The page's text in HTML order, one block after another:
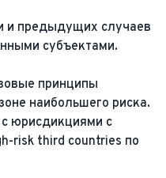
и предыдущих случаев
субъектами.
принципы
наибольшего риска.
юрисдикциями с
risk third countries по